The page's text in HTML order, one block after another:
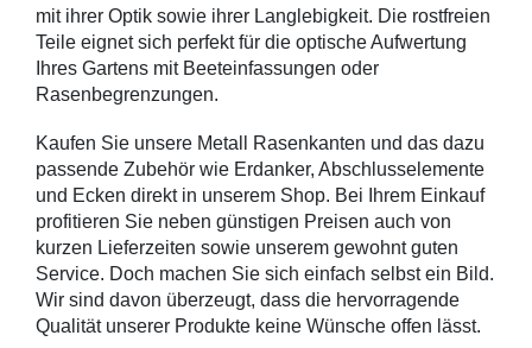
mit ihrer Optik sowie ihrer Langlebigkeit. Die rostfreien
Teile eignet sich perfekt für die optische Aufwertung
Ihres Gartens mit Beeteinfassungen oder
Rasenbegrenzungen.
Kaufen Sie unsere Metall Rasenkanten und das dazu
passende Zubehör wie Erdanker, Abschlusselemente
und Ecken direkt in unserem Shop. Bei Ihrem Einkauf
profitieren Sie neben günstigen Preisen auch von
kurzen Lieferzeiten sowie unserem gewohnt guten
Service. Doch machen Sie sich einfach selbst ein Bild.
Wir sind davon überzeugt, dass die hervorragende
Qualität unserer Produkte keine Wünsche offen lässt.